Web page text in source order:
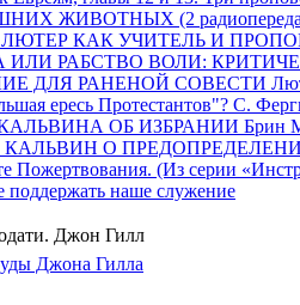
ЖИВОТНЫХ (2
КАК УЧИТЕЛЬ И
ИЛИ РАБСТВО ВОЛИ:
ДЛЯ РАНЕНОЙ СОВЕСТИ Лютер
ересь Протестантов"? С.
ОБ ИЗБРАНИИ Брин
О
Пожертвования. (Из серии
наше служение
Джон Гилл
Джона Гилла